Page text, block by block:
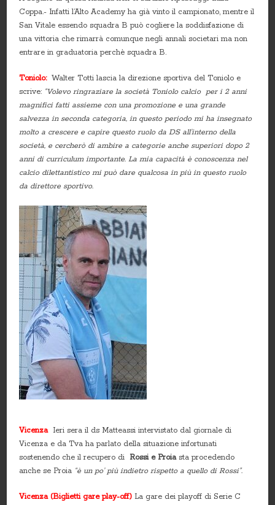
Coppa.- Infatti l’Alto Academy ha già vinto il campionato, mentre il
San Vitale essendo squadra B può cogliere la soddisfazione di
una vittoria che rimarrà comunque negli annali societari ma non
entrare in graduatoria perchè squadra B.
Toniolo:Walter Totti lascia la direzione sportiva del Toniolo e
scrive: “Volevo ringraziare la società Toniolo calcio per i 2 anni
magnifici fatti assieme con una promozione e una grande
salvezza in seconda categoria, in questo periodo mi ha insegnato
molto a crescere e capire questo ruolo da DS all’interno della
società, e cercherò di ambire a categorie anche superiori dopo 2
anni di curriculum importante. La mia capacità è conoscenza nel
calcio dilettantistico mi può dare qualcosa in più in questo ruolo
da direttore sportivo.
Vicenza Ieri sera il ds Matteassi intervistato dal giornale di
Vicenza e da Tva ha parlato della situazione infortunati
sostenendo che il recupero diRossi e Proiasta procedendo
anche se Proia “è un po’ più indietro rispetto a quello di Rossi”.
Vicenza (Biglietti gare play-off) La gare dei playoff di Serie C